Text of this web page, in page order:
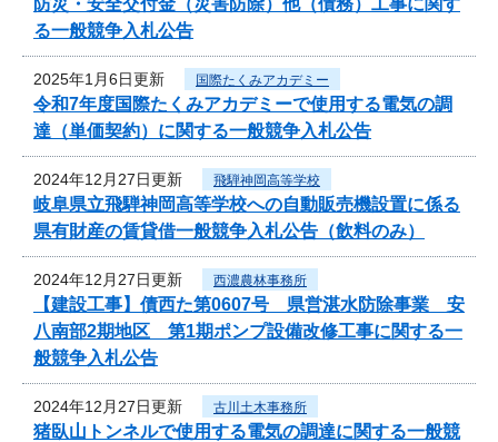
る一般競争入札公告
2025年1月6日更新 国際たくみアカデミー
令和7年度国際たくみアカデミーで使用する電気の調
達（単価契約）に関する一般競争入札公告
2024年12月27日更新 飛騨神岡高等学校
岐阜県立飛騨神岡高等学校への自動販売機設置に係る
県有財産の賃貸借一般競争入札公告（飲料のみ）
2024年12月27日更新 西濃農林事務所
【建設工事】債西た第0607号 県営湛水防除事業 安
八南部2期地区 第1期ポンプ設備改修工事に関する一
般競争入札公告
2024年12月27日更新 古川土木事務所
猪臥山トンネルで使用する電気の調達に関する一般競